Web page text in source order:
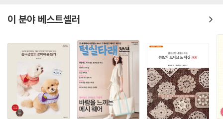
이 분야 베스트셀러